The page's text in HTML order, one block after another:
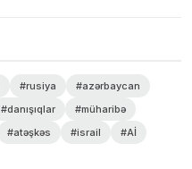
#rusiya
#azərbaycan
#danışıqlar
#müharibə
#atəşkəs #israil
#Aİ